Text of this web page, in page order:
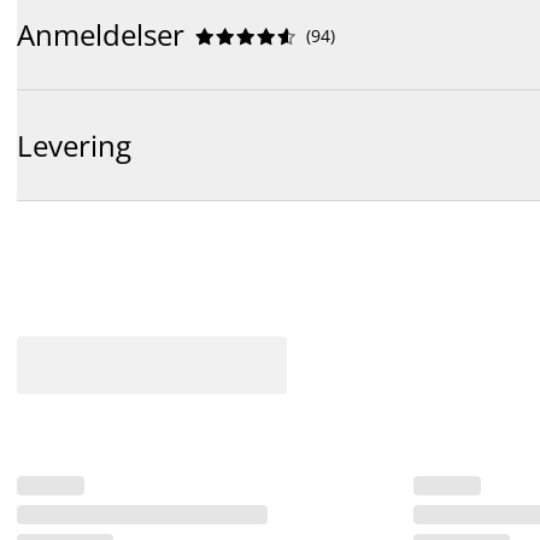
Anmeldelser 




 (94)
Levering